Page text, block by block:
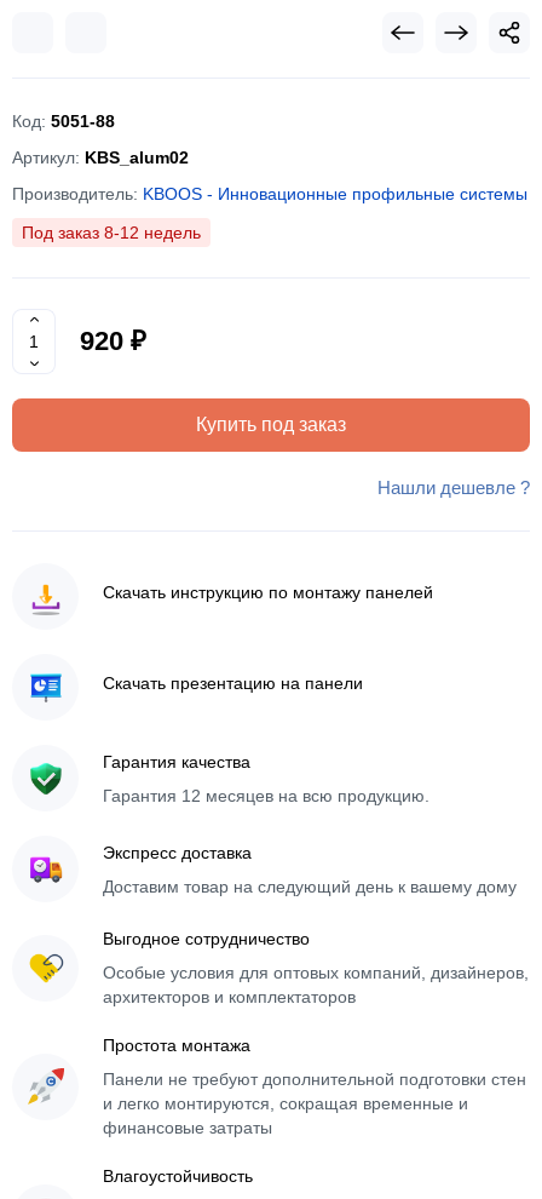
Код: 5051-88
Артикул: KBS_alum02
Производитель: KBOOS - Инновационные профильные системы
Под заказ 8-12 недель
920 ₽
Купить под заказ
Нашли дешевле ?
Скачать инструкцию по монтажу панелей
Скачать презентацию на панели
Гарантия качества
Гарантия 12 месяцев на всю продукцию.
Экспресс доставка
Доставим товар на следующий день к вашему дому
Выгодное сотрудничество
Особые условия для оптовых компаний, дизайнеров,
архитекторов и комплектаторов
Простота монтажа
Панели не требуют дополнительной подготовки стен
и легко монтируются, сокращая временные и
финансовые затраты
Влагоустойчивость